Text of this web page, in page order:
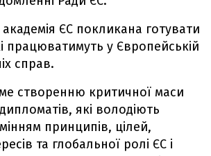
ЄС покликана готувати
працюватимуть у Європейській
справ.
створенню критичної маси
які володіють
принципів, цілей,
та глобальної ролі ЄС і